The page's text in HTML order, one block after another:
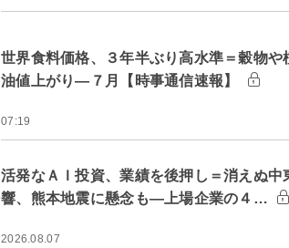
世界食料価格、３年半ぶり高水準＝穀物や
油値上がり―７月【時事通信速報】
07:19
活発なＡＩ投資、業績を後押し＝消えぬ中
響、熊本地震に懸念も―上場企業の４…
2026.08.07